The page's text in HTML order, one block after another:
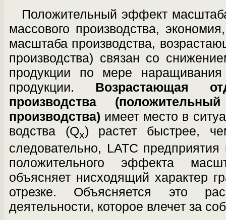
Положительный эффект
мас­сового производства,
масштаба производства,
производства) связан со
продукции по мере
продукции. Возрастающая
производства
производства) имеет место в
водства (Qx) растет быстрее,
следователь­но, LATC
положительного эффекта
объясняет нисходящий харак­тер
отрезке. Объясняется это
деятельности, которое влечет за